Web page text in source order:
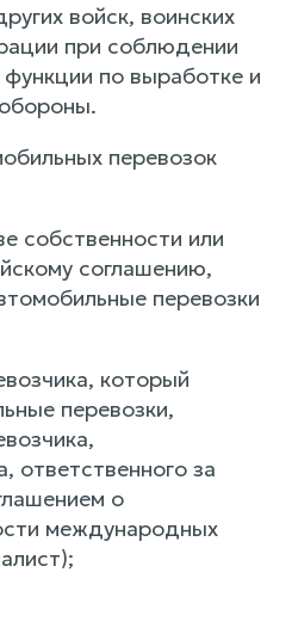
войск, воинских
при соблюдении
по выработке и
перевозок
собственности или
соглашению,
перевозки
который
перевозки,
ответственного за
о
международных